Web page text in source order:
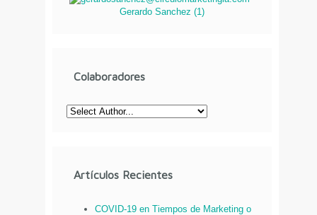
Gerardo Sanchez (1)
Colaboradores
Artículos Recientes
COVID-19 en Tiempos de Marketing o